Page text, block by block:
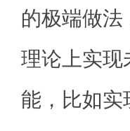
的极端做
理论上实现
能，比如实